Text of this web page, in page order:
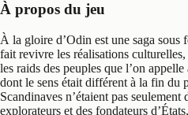
À propos du jeu
À la gloire d’Odin est une saga sous
fait revivre les réalisations
les raids des peuples que l’on
dont le sens était différent à la fin du
Scandinaves n’étaient pas seulement
explorateurs et des fondateurs